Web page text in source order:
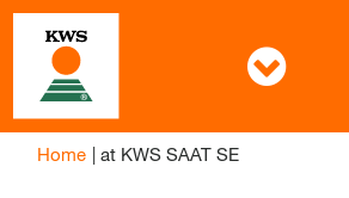
Home | at KWS SAAT SE(current